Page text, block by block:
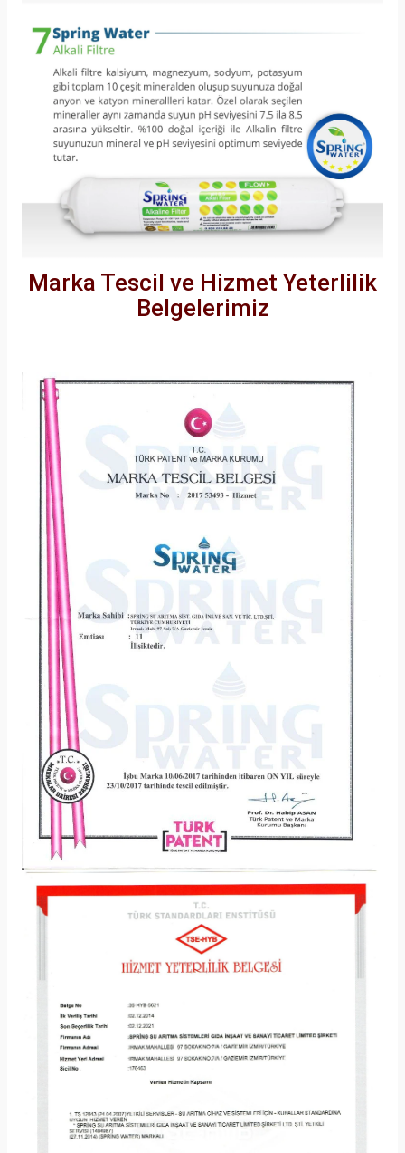
Marka Tescil ve Hizmet Yeterlilik
Belgelerimiz